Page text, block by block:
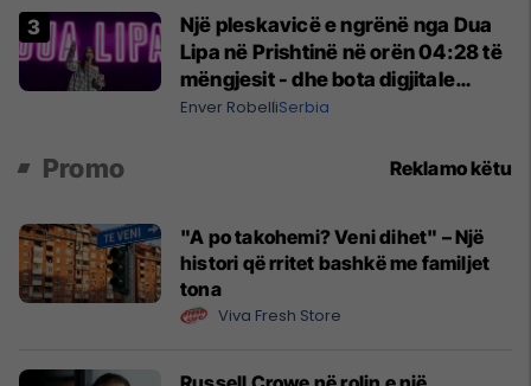
Një pleskavicë e ngrënë nga Dua
Lipa në Prishtinë në orën 04:28 të
mëngjesit - dhe bota digjitale
serbe shpall gjendjen e luftës
Enver RobelliSerbia
Promo Reklamo këtu
"A po takohemi? Veni dihet" – Një
histori që rritet bashkë me familjet
tona
Viva Fresh Store